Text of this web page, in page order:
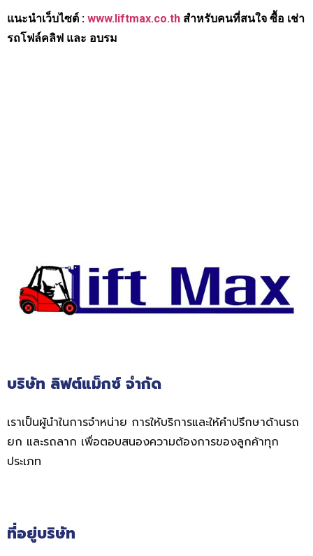
แนะนำเว็บไซต์ : www.liftmax.co.th สำหรับคนที่สนใจ ซื้อ เช่า
รถโฟล์คลิฟ และ อบรม
บริษัท ลิฟต์แม็กซ์ จำกัด
เราเป็นผู้นำในการจำหน่าย การให้บริการและให้คำปรึกษาด้านรถ
ยก และรถลาก เพื่อตอบสนองความต้องการของลูกค้าทุก
ประเภท
ที่อยู่บริษัท